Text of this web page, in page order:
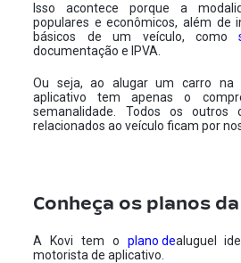
Isso acontece porque a
populares e econômicos, além de
básicos de um veículo, como
documentação e IPVA.
Ou seja, ao alugar um carro na
aplicativo tem apenas o
semanalidade. Todos os outros
relacionados ao veículo ficam por
Conheça os planos
A Kovi tem o plano dealuguel
motorista de aplicativo.